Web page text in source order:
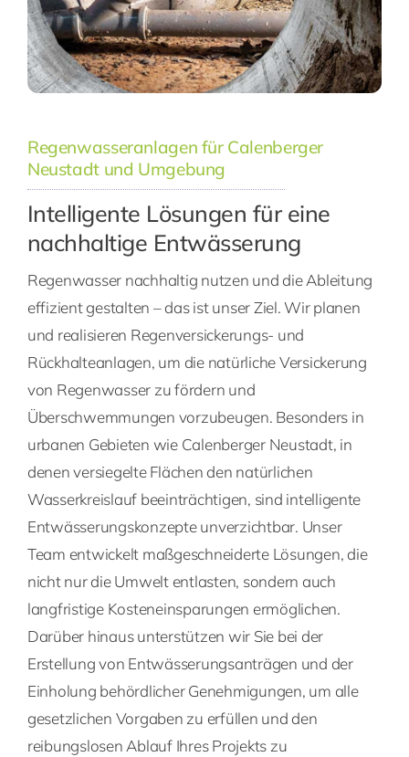
Regenwasseranlagen für Calenberger
Neustadt und Umgebung
Intelligente Lösungen für eine
nachhaltige Entwässerung
Regenwasser nachhaltig nutzen und die Ableitung
effizient gestalten – das ist unser Ziel. Wir planen
und realisieren Regenversickerungs- und
Rückhalteanlagen, um die natürliche Versickerung
von Regenwasser zu fördern und
Überschwemmungen vorzubeugen. Besonders in
urbanen Gebieten wie Calenberger Neustadt, in
denen versiegelte Flächen den natürlichen
Wasserkreislauf beeinträchtigen, sind intelligente
Entwässerungskonzepte unverzichtbar. Unser
Team entwickelt maßgeschneiderte Lösungen, die
nicht nur die Umwelt entlasten, sondern auch
langfristige Kosteneinsparungen ermöglichen.
Darüber hinaus unterstützen wir Sie bei der
Erstellung von Entwässerungsanträgen und der
Einholung behördlicher Genehmigungen, um alle
gesetzlichen Vorgaben zu erfüllen und den
reibungslosen Ablauf Ihres Projekts zu